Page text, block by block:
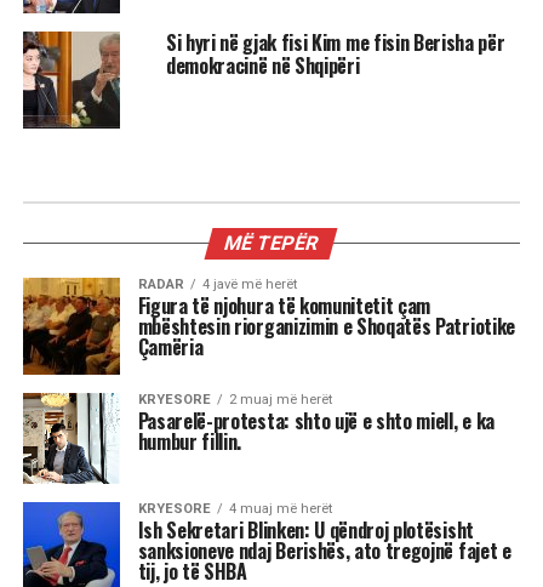
Si hyri në gjak fisi Kim me fisin Berisha për
demokracinë në Shqipëri
MË TEPËR
RADAR 4 javë më herët
Figura të njohura të komunitetit çam
mbështesin riorganizimin e Shoqatës Patriotike
Çamëria
KRYESORE 2 muaj më herët
Pasarelë-protesta: shto ujë e shto miell, e ka
humbur fillin.
KRYESORE 4 muaj më herët
Ish Sekretari Blinken: U qëndroj plotësisht
sanksioneve ndaj Berishës, ato tregojnë fajet e
tij, jo të SHBA